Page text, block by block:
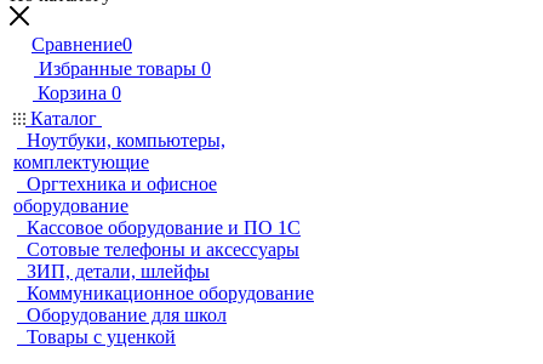
Сравнение0
Избранные товары 0
Корзина 0
Каталог
Ноутбуки, компьютеры,
комплектующие
Оргтехника и офисное
оборудование
Кассовое оборудование и ПО 1С
Сотовые телефоны и аксессуары
ЗИП, детали, шлейфы
Коммуникационное оборудование
Оборудование для школ
Товары с уценкой